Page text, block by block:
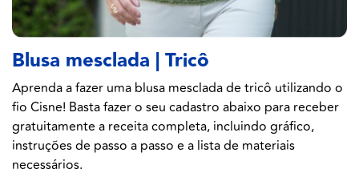
Blusa mesclada | Tricô
Aprenda a fazer uma blusa mesclada de tricô utilizando o
fio Cisne! Basta fazer o seu cadastro abaixo para receber
gratuitamente a receita completa, incluindo gráfico,
instruções de passo a passo e a lista de materiais
necessários.